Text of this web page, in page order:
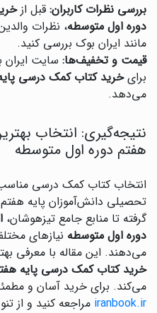
بررسی نظرات کاربران: قبل از
دوره اول متوسطه، نظرات
مانند ایران بوک بررسی کنید.
قیمت و تخفیف‌ها: سایت
برایخرید کتاب کمک درسی
می‌دهد.
نتیجه‌گیری: انتخاب
هفتم دوره اول متوسطه
انتخاب کتاب کمک درسی
تحصیلی دانش‌آموزان پایه
گرفته تا منابع جامع تیزهوشان،
دوره اول متوسطه نیازهای
می‌دهند. این مقاله با معرفی
خرید کتاب کمک درسی پایه
می‌کند. برای خرید آسان و
iranbook.ir مراجعه کنید و از